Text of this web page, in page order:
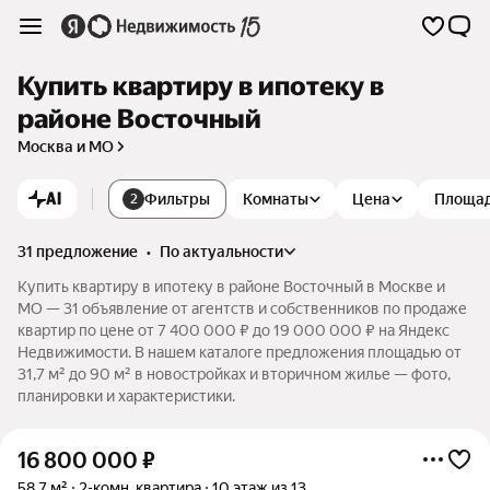
Купить квартиру в ипотеку в
районе Восточный
Москва и МО
AI 2 Фильтры Комнаты Цена
31 предложение •
по актуальности
Купить квартиру в ипотеку в районе Восточный в Москве и
МО — 31 объявление от агентств и собственников по продаже
квартир по цене от 7 400 000 ₽ до 19 000 000 ₽ на Яндекс
Недвижимости. В нашем каталоге предложения площадью от
31,7 м² до 90 м² в новостройках и вторичном жилье — фото,
планировки и характеристики.
16 800 000 ₽